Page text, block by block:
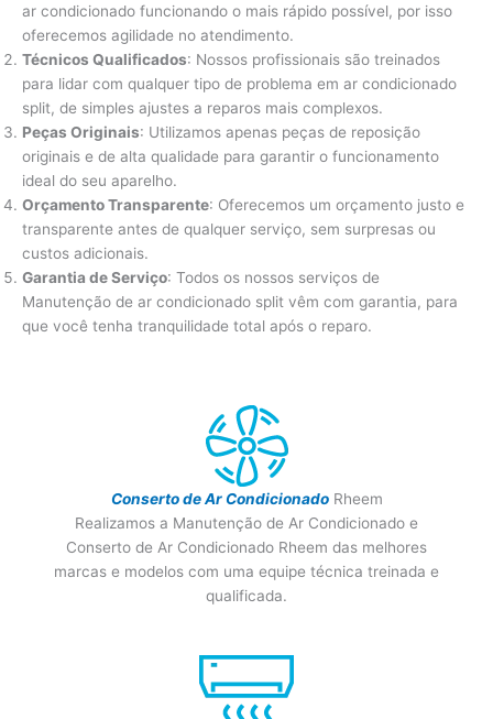
ar condicionado funcionando o mais rápido possível, por isso
oferecemos agilidade no atendimento.
Técnicos Qualificados: Nossos profissionais são treinados
para lidar com qualquer tipo de problema em ar condicionado
split, de simples ajustes a reparos mais complexos.
Peças Originais: Utilizamos apenas peças de reposição
originais e de alta qualidade para garantir o funcionamento
ideal do seu aparelho.
Orçamento Transparente: Oferecemos um orçamento justo e
transparente antes de qualquer serviço, sem surpresas ou
custos adicionais.
Garantia de Serviço: Todos os nossos serviços de
Manutenção de ar condicionado split vêm com garantia, para
que você tenha tranquilidade total após o reparo.
Conserto de Ar CondicionadoRheem
Realizamos a Manutenção de Ar Condicionado e
Conserto de Ar Condicionado Rheem das melhores
marcas e modelos com uma equipe técnica treinada e
qualificada.